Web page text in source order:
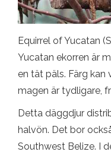
Equirrel of Yucatan
Yucatan ekorren är
en tät päls. Färg kan
magen är tydligare,
Detta däggdjur
halvön. Det bor
Southwest Belize. I